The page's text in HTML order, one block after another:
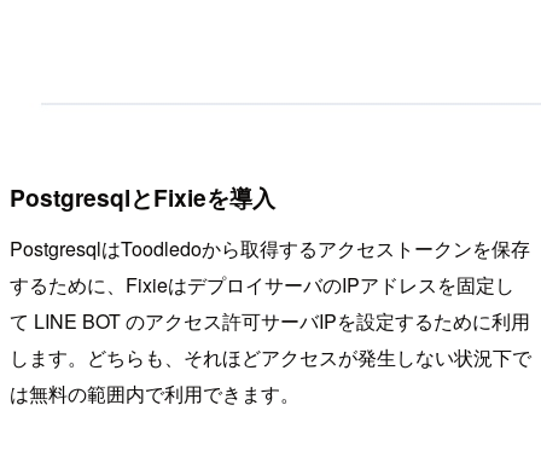
PostgresqlとFixieを導入
PostgresqlはToodledoから取得するアクセストークンを保存
するために、FixieはデプロイサーバのIPアドレスを固定し
て LINE BOT のアクセス許可サーバIPを設定するために利用
します。どちらも、それほどアクセスが発生しない状況下で
は無料の範囲内で利用できます。